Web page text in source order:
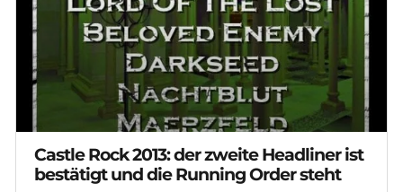
Castle Rock 2013: der zweite Headliner ist
bestätigt und die Running Order steht